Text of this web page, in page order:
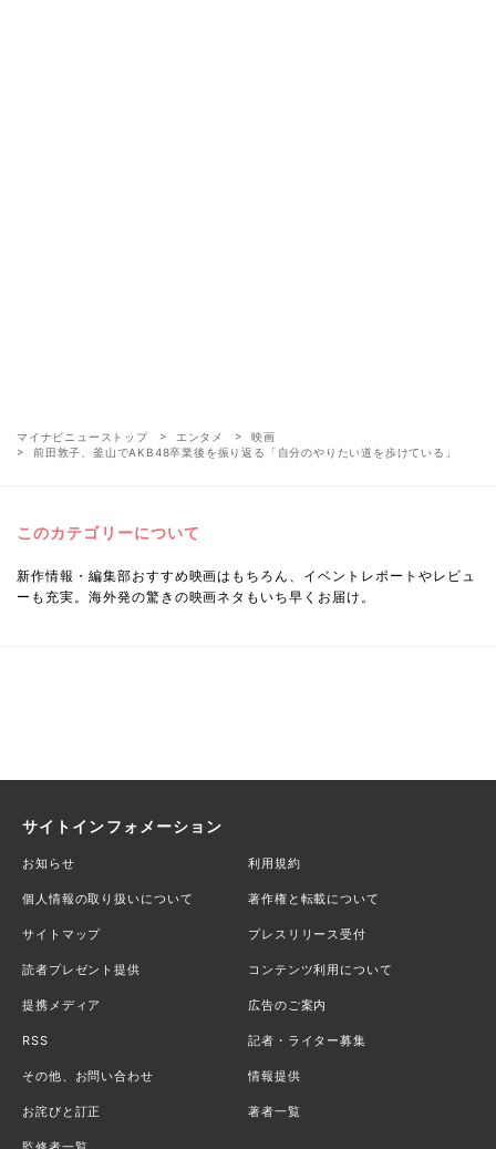
マイナビニューストップ エンタメ
映画
前田敦子、釜山でAKB48卒業後を振り返る「自分のやりたい道を歩けている」
このカテゴリーについて
新作情報・編集部おすすめ映画はもちろん、イベントレポートやレビュ
ーも充実。海外発の驚きの映画ネタもいち早くお届け。
サイトインフォメーション
お知らせ 利用規約
個人情報の取り扱いについて 著作権と転載について
サイトマップ プレスリリース受付
読者プレゼント提供 コンテンツ利用について
提携メディア 広告のご案内
RSS 記者・ライター募集
その他、お問い合わせ 情報提供
お詫びと訂正 著者一覧